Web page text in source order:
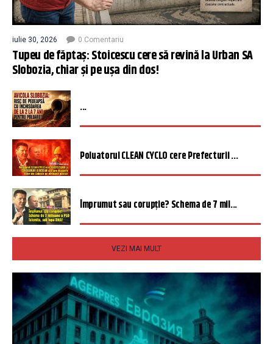
iulie 30, 2026 0 Comentariu
Tupeu de făptaș: Stoicescu cere să revină la Urban SA
Slobozia, chiar și pe ușa din dos!
...
Poluatorul CLEAN CYCLO cere Prefecturii ...
Împrumut sau corupție? Schema de 7 mil...
VEZI MAI MULT